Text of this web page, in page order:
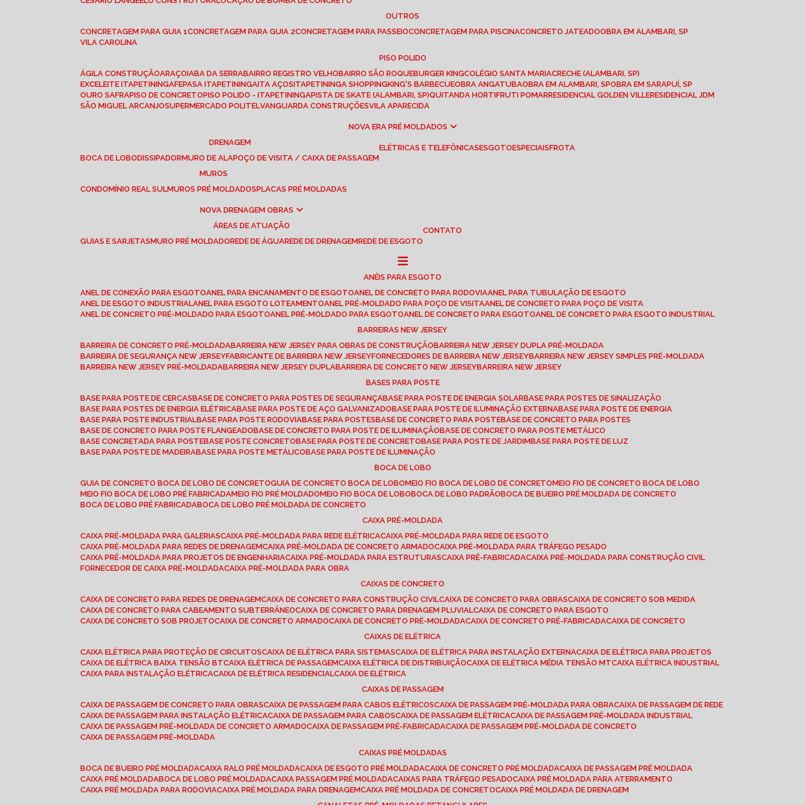
OUTROS
CONCRETAGEM PARA GUIA 1 CONCRETAGEM PARA GUIA 2 CONCRETAGEM PARA PASSEIO CONCRETAGEM PARA PISCINA CONCRETO JATEADO
OBRA EM ALAMBARI, SP
VILA CAROLINA
PISO POLIDO
ÁGILA CONSTRUÇÃO ARAÇOIABA DA SERRA BAIRRO REGISTRO VELHO BAIRRO SÃO ROQUE BURGER KING COLÉGIO SANTA MARIA CRECHE (ALAMBARI, SP)
EXCELEITE ITAPETININGA FEPASA ITAPETININGA ITA AÇOS ITAPETININGA SHOPPING KING'S BARBECUE OBRA ANGATUBA OBRA EM ALAMBARI, SP
OBRA EM SARAPUÍ, SP
OURO SAFRA PISO DE CONCRETO PISO POLIDO - ITAPETININGA PISTA DE SKATE (ALAMBARI, SP) QUITANDA HORTIFRUTI POMAR RESIDENCIAL GOLDEN VILLE RESIDENCIAL JDM
SÃO MIGUEL ARCANJO SUPERMERCADO POLITEL VANGUARDA CONSTRUÇÕES VILA APARECIDA
NOVA ERA PRÉ MOLDADOS
DRENAGEM
BOCA DE LOBO DISSIPADOR MURO DE ALA POÇO DE VISITA / CAIXA DE PASSAGEM
ELÉTRICAS E TELEFÔNICAS ESGOTO ESPECIAIS FROTA
MUROS
CONDOMÍNIO REAL SUL
MUROS PRÉ MOLDADOS PLACAS PRÉ MOLDADAS
NOVA DRENAGEM OBRAS
ÁREAS DE ATUAÇÃO
GUIAS E SARJETAS
MURO PRÉ MOLDADO REDE DE ÁGUA REDE DE DRENAGEM REDE DE ESGOTO
CONTATO
ANÉIS PARA ESGOTO
ANEL DE CONEXÃO PARA ESGOTO ANEL PARA ENCANAMENTO DE ESGOTO ANEL DE CONCRETO PARA RODOVIA ANEL PARA TUBULAÇÃO DE ESGOTO
ANEL DE ESGOTO INDUSTRIAL ANEL PARA ESGOTO LOTEAMENTO ANEL PRÉ-MOLDADO PARA POÇO DE VISITA ANEL DE CONCRETO PARA POÇO DE VISITA
ANEL DE CONCRETO PRÉ-MOLDADO PARA ESGOTO ANEL PRÉ-MOLDADO PARA ESGOTO ANEL DE CONCRETO PARA ESGOTO ANEL DE CONCRETO PARA ESGOTO INDUSTRIAL
BARREIRAS NEW JERSEY
BARREIRA DE CONCRETO PRÉ-MOLDADA BARREIRA NEW JERSEY PARA OBRAS DE CONSTRUÇÃO BARREIRA NEW JERSEY DUPLA PRÉ-MOLDADA
BARREIRA DE SEGURANÇA NEW JERSEY FABRICANTE DE BARREIRA NEW JERSEY FORNECEDORES DE BARREIRA NEW JERSEY BARREIRA NEW JERSEY SIMPLES PRÉ-MOLDADA
BARREIRA NEW JERSEY PRÉ-MOLDADA BARREIRA NEW JERSEY DUPLA BARREIRA DE CONCRETO NEW JERSEY BARREIRA NEW JERSEY
BASES PARA POSTE
BASE PARA POSTE DE CERCAS BASE DE CONCRETO PARA POSTES DE SEGURANÇA BASE PARA POSTE DE ENERGIA SOLAR BASE PARA POSTES DE SINALIZAÇÃO
BASE PARA POSTES DE ENERGIA ELÉTRICA BASE PARA POSTE DE AÇO GALVANIZADO BASE PARA POSTE DE ILUMINAÇÃO EXTERNA BASE PARA POSTE DE ENERGIA
BASE PARA POSTE INDUSTRIAL BASE PARA POSTE RODOVIA BASE PARA POSTES BASE DE CONCRETO PARA POSTE BASE DE CONCRETO PARA POSTES
BASE DE CONCRETO PARA POSTE FLANGEADO BASE DE CONCRETO PARA POSTE DE ILUMINAÇÃO BASE DE CONCRETO PARA POSTE METÁLICO
BASE CONCRETADA PARA POSTE BASE POSTE CONCRETO BASE PARA POSTE DE CONCRETO BASE PARA POSTE DE JARDIM BASE PARA POSTE DE LUZ
BASE PARA POSTE DE MADEIRA BASE PARA POSTE METÁLICO BASE PARA POSTE DE ILUMINAÇÃO
BOCA DE LOBO
GUIA DE CONCRETO BOCA DE LOBO DE CONCRETO
GUIA DE CONCRETO BOCA DE LOBO MEIO FIO BOCA DE LOBO DE CONCRETO
MEIO FIO DE CONCRETO BOCA DE LOBO
MEIO FIO BOCA DE LOBO PRÉ FABRICADA
MEIO FIO PRÉ MOLDADO MEIO FIO BOCA DE LOBO BOCA DE LOBO PADRÃO BOCA DE BUEIRO PRÉ MOLDADA DE CONCRETO
BOCA DE LOBO PRÉ FABRICADA BOCA DE LOBO PRÉ MOLDADA DE CONCRETO
CAIXA PRÉ-MOLDADA
CAIXA PRÉ-MOLDADA PARA GALERIAS CAIXA PRÉ-MOLDADA PARA REDE ELÉTRICA CAIXA PRÉ-MOLDADA PARA REDE DE ESGOTO
CAIXA PRÉ-MOLDADA PARA REDES DE DRENAGEM CAIXA PRÉ-MOLDADA DE CONCRETO ARMADO CAIXA PRÉ-MOLDADA PARA TRÁFEGO PESADO
CAIXA PRÉ-MOLDADA PARA PROJETOS DE ENGENHARIA CAIXA PRÉ-MOLDADA PARA ESTRUTURAS CAIXA PRÉ-FABRICADA CAIXA PRÉ-MOLDADA PARA CONSTRUÇÃO CIVIL
FORNECEDOR DE CAIXA PRÉ-MOLDADA CAIXA PRÉ-MOLDADA PARA OBRA
CAIXAS DE CONCRETO
CAIXA DE CONCRETO PARA REDES DE DRENAGEM CAIXA DE CONCRETO PARA CONSTRUÇÃO CIVIL CAIXA DE CONCRETO PARA OBRAS CAIXA DE CONCRETO SOB MEDIDA
CAIXA DE CONCRETO PARA CABEAMENTO SUBTERRÂNEO CAIXA DE CONCRETO PARA DRENAGEM PLUVIAL CAIXA DE CONCRETO PARA ESGOTO
CAIXA DE CONCRETO SOB PROJETO CAIXA DE CONCRETO ARMADO CAIXA DE CONCRETO PRÉ-MOLDADA CAIXA DE CONCRETO PRÉ-FABRICADA CAIXA DE CONCRETO
CAIXAS DE ELÉTRICA
CAIXA ELÉTRICA PARA PROTEÇÃO DE CIRCUITOS CAIXA DE ELÉTRICA PARA SISTEMAS CAIXA DE ELÉTRICA PARA INSTALAÇÃO EXTERNA CAIXA DE ELÉTRICA PARA PROJETOS
CAIXA DE ELÉTRICA BAIXA TENSÃO BT CAIXA ELÉTRICA DE PASSAGEM CAIXA ELÉTRICA DE DISTRIBUIÇÃO CAIXA DE ELÉTRICA MÉDIA TENSÃO MT CAIXA ELÉTRICA INDUSTRIAL
CAIXA PARA INSTALAÇÃO ELÉTRICA CAIXA DE ELÉTRICA RESIDENCIAL CAIXA DE ELÉTRICA
CAIXAS DE PASSAGEM
CAIXA DE PASSAGEM DE CONCRETO PARA OBRAS CAIXA DE PASSAGEM PARA CABOS ELÉTRICOS CAIXA DE PASSAGEM PRÉ-MOLDADA PARA OBRA CAIXA DE PASSAGEM DE REDE
CAIXA DE PASSAGEM PARA INSTALAÇÃO ELÉTRICA CAIXA DE PASSAGEM PARA CABOS CAIXA DE PASSAGEM ELÉTRICA CAIXA DE PASSAGEM PRÉ-MOLDADA INDUSTRIAL
CAIXA DE PASSAGEM PRÉ-MOLDADA DE CONCRETO ARMADO CAIXA DE PASSAGEM PRÉ-FABRICADA CAIXA DE PASSAGEM PRÉ-MOLDADA DE CONCRETO
CAIXA DE PASSAGEM PRÉ-MOLDADA
CAIXAS PRÉ MOLDADAS
BOCA DE BUEIRO PRÉ MOLDADA CAIXA RALO PRÉ MOLDADA CAIXA DE ESGOTO PRÉ MOLDADA CAIXA DE CONCRETO PRÉ MOLDADA CAIXA DE PASSAGEM PRÉ MOLDADA
CAIXA PRÉ MOLDADA BOCA DE LOBO PRÉ MOLDADA CAIXA PASSAGEM PRÉ MOLDADA CAIXAS PARA TRÁFEGO PESADO CAIXA PRÉ MOLDADA PARA ATERRAMENTO
CAIXA PRÉ MOLDADA PARA RODOVIA CAIXA PRÉ MOLDADA PARA DRENAGEM CAIXA PRÉ MOLDADA DE CONCRETO CAIXA PRÉ MOLDADA DE DRENAGEM